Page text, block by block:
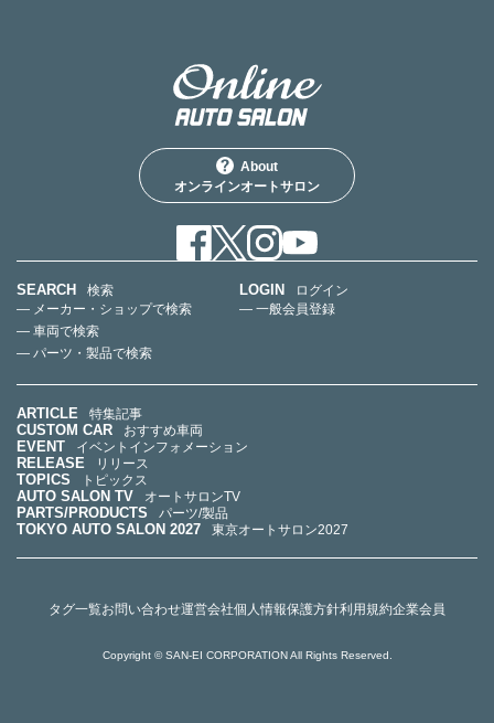
About
オンラインオートサロン
SEARCH
検索
— メーカー・ショップで検索
— 車両で検索
— パーツ・製品で検索
LOGIN
ログイン
— 一般会員登録
ARTICLE 特集記事
CUSTOM CAR おすすめ車両
EVENT イベントインフォメーション
RELEASE リリース
TOPICS トピックス
AUTO SALON TV オートサロンTV
PARTS/PRODUCTS パーツ/製品
TOKYO AUTO SALON 2027 東京オートサロン2027
タグ一覧お問い合わせ運営会社個人情報保護方針利用規約企業会員
Copyright © SAN-EI CORPORATION All Rights Reserved.